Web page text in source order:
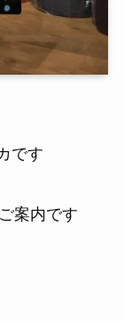
です
案内です